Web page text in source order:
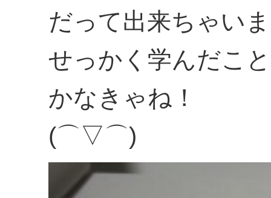
だって出来ちゃい
せっかく学んだこ
かなきゃね！
(⌒▽⌒)